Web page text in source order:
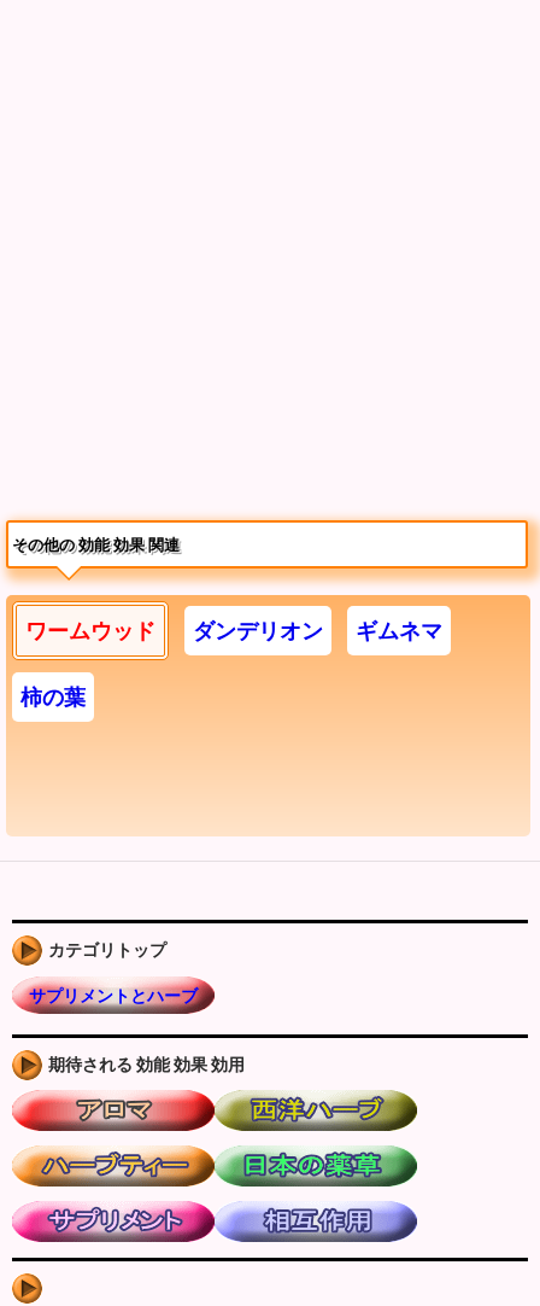
その他の 効能 効果 関連
ワームウッド ダンデリオン ギムネマ
柿の葉
カテゴリトップ
サプリメントとハーブ
期待される 効能 効果 効用